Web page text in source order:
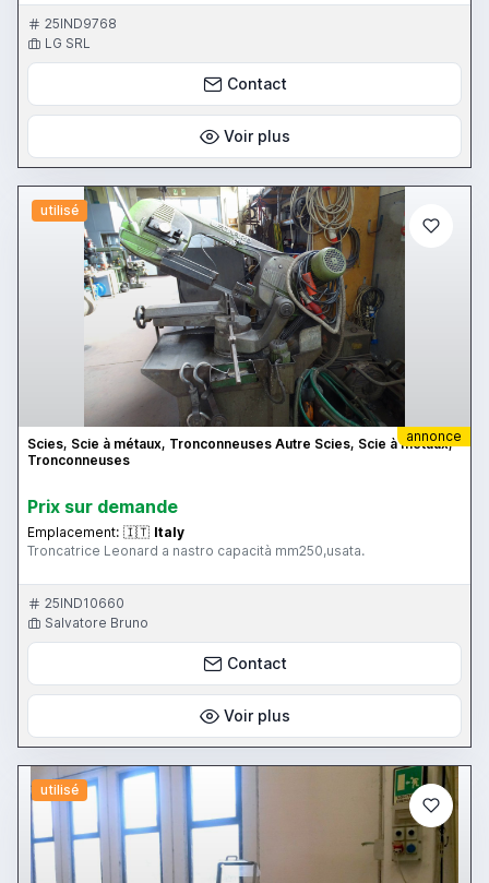
25IND9768
LG SRL
Contact
Voir plus
utilisé
annonce
Scies, Scie à métaux, Tronconneuses Autre Scies, Scie à métaux,
Tronconneuses
Prix ​​sur demande
Emplacement: 🇮🇹 Italy
Troncatrice Leonard a nastro capacità mm250,usata.
25IND10660
Salvatore Bruno
Contact
Voir plus
utilisé